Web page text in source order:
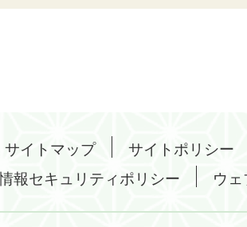
サイトマップ
サイトポリシー
報セキュリティポリシー
ウ